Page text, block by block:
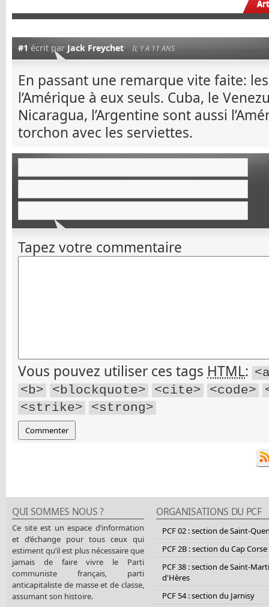
#1 écrit par Jack Freychet IL Y A 11 ANS
En passant une remarque vite faite:
l’Amérique à eux seuls. Cuba, le
Nicaragua, l’Argentine sont aussi
torchon avec les serviettes.
Tapez votre commentaire
Vous pouvez utiliser ces tags HTML:
<b>
<blockquote> <cite> <code>
<strike>
<strong>
QUI SOMMES NOUS ?
Ce site est un espace d’information
et d’échange pour tous ceux qui
estiment qu’il est plus nécessaire que
jamais de faire vivre le Parti
communiste français, parti
anticapitaliste de masse et de classe,
assumant son histoire.
ORGANISATIONS DU PCF
PCF 02 : section de Saint-
PCF 2B : section du Cap Corse
PCF 38 : section de Saint-
d'Hères
PCF 54 : section du Jarnisy